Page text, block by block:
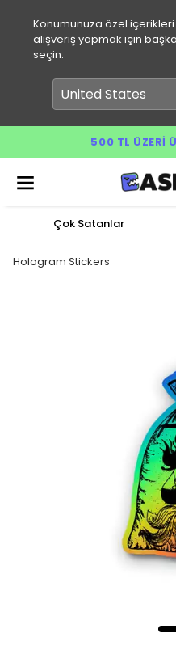
Konumunuza özel
alışveriş yapmak için
seçin.
500 TL ÜZERI
Çok Satanlar
Hologram Stickers